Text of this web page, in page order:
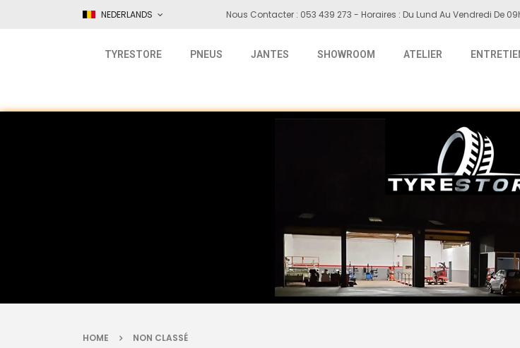
NEDERLANDS Nous Contacter : 053 439 273 - Horaires : Du Lund Au Vendredi De
TYRESTORE PNEUS JANTES SHOWROOM ATELIER
HOME NON CLASSÉ